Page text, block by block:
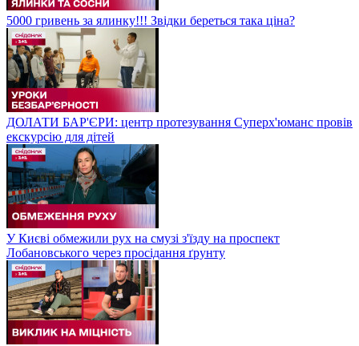
5000 гривень за ялинку!!! Звідки береться така ціна?
ДОЛАТИ БАР'ЄРИ: центр протезування Суперх'юманс провів
екскурсію для дітей
У Києві обмежили рух на смузі з'їзду на проспект
Лобановського через просідання ґрунту